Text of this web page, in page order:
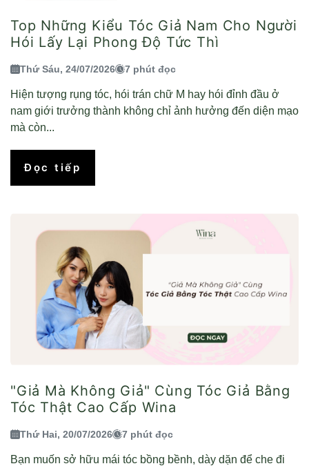
Top Những Kiểu Tóc Giả Nam Cho Người
Hói Lấy Lại Phong Độ Tức Thì
Thứ Sáu, 24/07/2026 7 phút đọc
Hiện tượng rụng tóc, hói trán chữ M hay hói đỉnh đầu ở
nam giới trưởng thành không chỉ ảnh hưởng đến diện mạo
mà còn...
Đọc tiếp
"Giả Mà Không Giả" Cùng Tóc Giả Bằng
Tóc Thật Cao Cấp Wina
Thứ Hai, 20/07/2026 7 phút đọc
Bạn muốn sở hữu mái tóc bồng bềnh, dày dặn để che đi